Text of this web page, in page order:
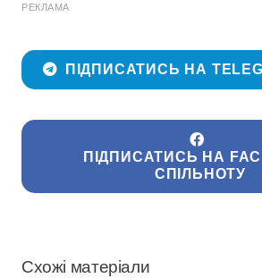
РЕКЛАМА
ПІДПИСАТИСЬ НА
ПІДПИСАТИСЬ НА
СПІЛЬНОТУ
Схожі матеріали